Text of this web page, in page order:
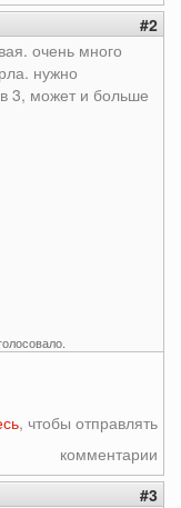
#2
очень много
нужно
3, может и больше
, чтобы отправлять
комментарии
#3